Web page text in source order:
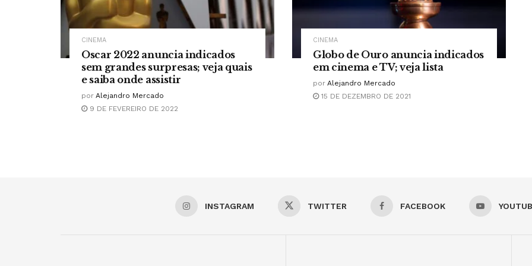
CINEMA
Oscar 2022 anuncia indicados
sem grandes surpresas; veja quais
e saiba onde assistir
por Alejandro Mercado
9 DE FEVEREIRO DE 2022
CINEMA
Globo de Ouro anuncia indicados
em cinema e TV; veja lista
por Alejandro Mercado
15 DE DEZEMBRO DE 2021
INSTAGRAM TWITTER FACEBOOK